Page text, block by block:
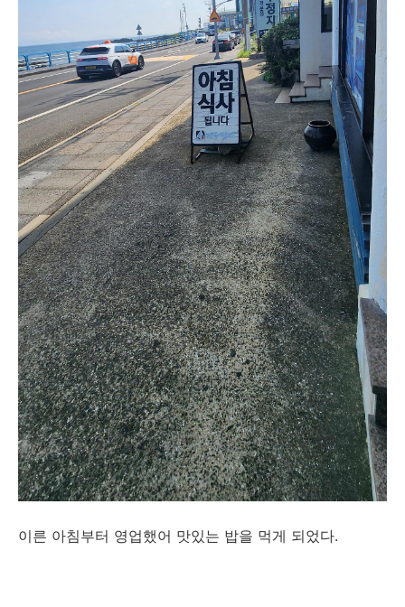
이른 아침부터 영업했어 맛있는 밥을 먹게 되었다.